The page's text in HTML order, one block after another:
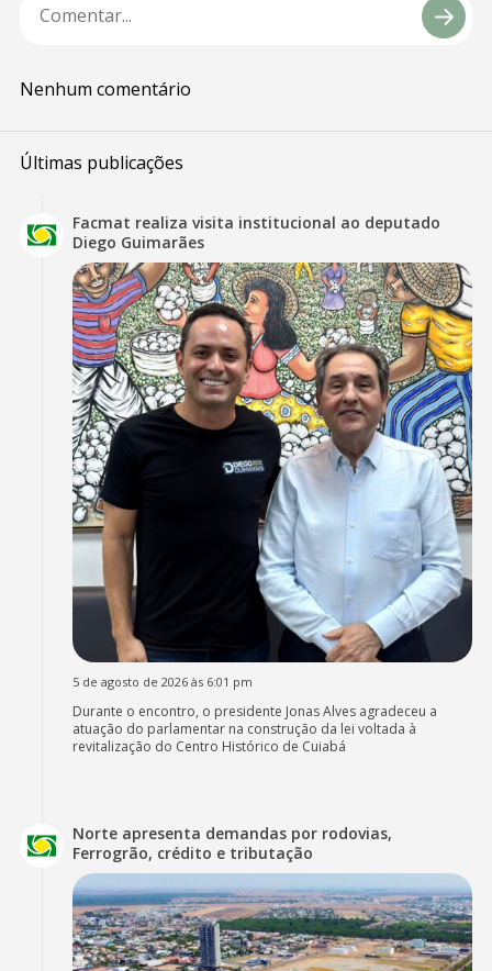
Nenhum comentário
Últimas publicações
Facmat realiza visita institucional ao deputado
Diego Guimarães
5 de agosto de 2026 às 6:01 pm
Durante o encontro, o presidente Jonas Alves agradeceu a
atuação do parlamentar na construção da lei voltada à
revitalização do Centro Histórico de Cuiabá
Norte apresenta demandas por rodovias,
Ferrogrão, crédito e tributação